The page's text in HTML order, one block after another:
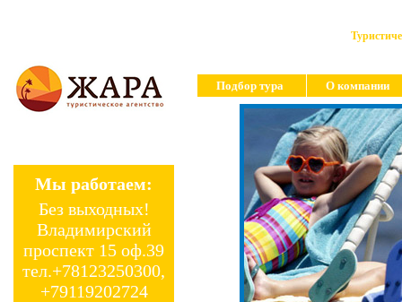
Мы работаем:
Без выходных!
Владимирский
проспект 15 оф.39
тел.+78123250300,
+79119202724
Подбор тура О компании